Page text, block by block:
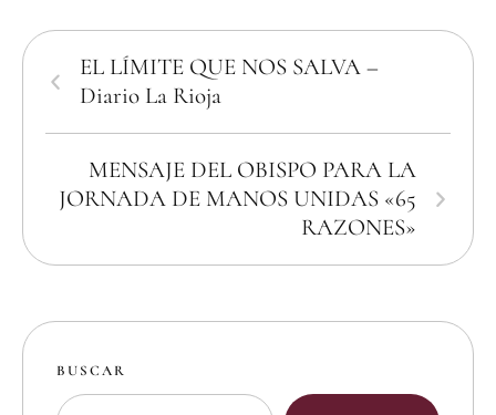
EL LÍMITE QUE NOS SALVA –
Diario La Rioja
MENSAJE DEL OBISPO PARA LA
JORNADA DE MANOS UNIDAS «65
RAZONES»
BUSCAR